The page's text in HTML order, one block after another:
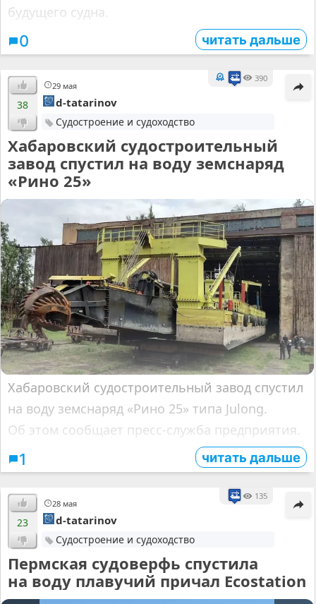
будущего судна.
0 читать дальше
29 мая
390
38 d-tatarinov
Судостроение и судоходство
Хабаровский судостроительный
завод спустил на воду земснаряд
«Рино 25»
Хабаровский судостроительный завод спустил
на воду земснаряд «Рино 25» типа Julong.
Об этом сообщает пресс-служба предприятия.
1 читать дальше
28 мая
135
23 d-tatarinov
Судостроение и судоходство
Пермская судоверфь спустила
на воду плавучий причал Ecostation